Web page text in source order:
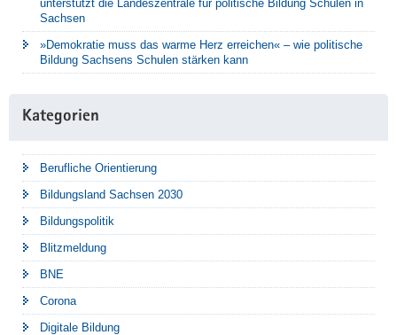
unterstützt die Landeszentrale für politische Bildung Schulen in
Sachsen
»Demokratie muss das warme Herz erreichen« – wie politische
Bildung Sachsens Schulen stärken kann
Kategorien
Berufliche Orientierung
Bildungsland Sachsen 2030
Bildungspolitik
Blitzmeldung
BNE
Corona
Digitale Bildung